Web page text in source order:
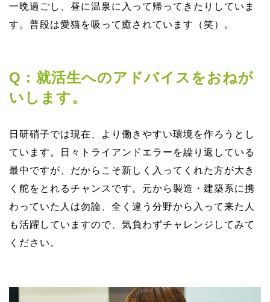
⼀晩過ごし、昼に温泉に⼊って帰ってきたりしていま
す。普段は愛猫を吸って癒されています（笑）。
Q : 就活⽣へのアドバイスをおねが
いします。
⽇研硝⼦では現在、より働きやすい環境を作ろうとし
ています。⽇々トライアンドエラーを繰り返している
最中ですが、だからこそ新しく⼊ってくれた⽅が⼤き
く舵をとれるチャンスです。元から製造・建築系に携
わっていた⼈は勿論、全く違う分野から⼊って来た⼈
も活躍していますので、気負わずチャレンジしてみて
ください。